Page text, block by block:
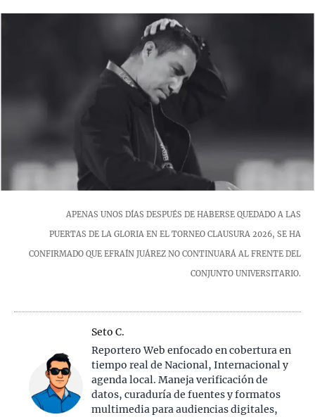
APENAS UNOS DÍAS DESPUÉS DE HABERSE QUEDADO A LAS
PUERTAS DE LA GLORIA EN EL TORNEO CLAUSURA 2026, SE HA
CONFIRMADO QUE EFRAÍN JUÁREZ NO CONTINUARÁ AL FRENTE DEL
CONJUNTO UNIVERSITARIO.
Seto C.
Reportero Web enfocado en cobertura en
tiempo real de Nacional, Internacional y
agenda local. Maneja verificación de
datos, curaduría de fuentes y formatos
multimedia para audiencias digitales,